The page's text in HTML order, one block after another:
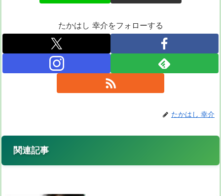
たかはし 幸介をフォローする
たかはし 幸介
関連記事